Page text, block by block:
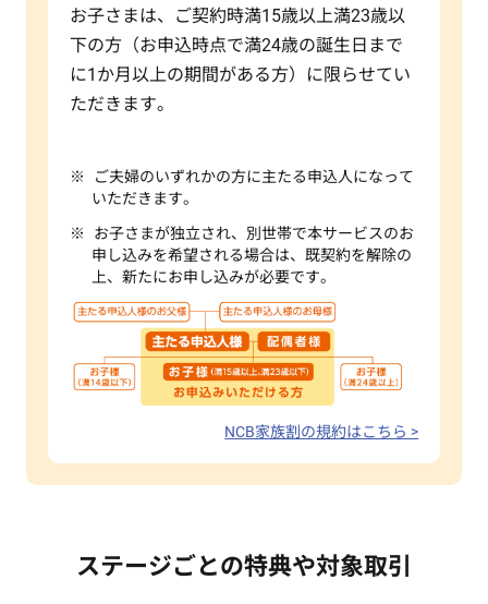
お子さまは、ご契約時満15歳以上満23歳以
下の方（お申込時点で満24歳の誕生日まで
に1か月以上の期間がある方）に限らせてい
ただきます。
ご夫婦のいずれかの方に主たる申込人になって
いただきます。
お子さまが独立され、別世帯で本サービスのお
申し込みを希望される場合は、既契約を解除の
上、新たにお申し込みが必要です。
NCB家族割の規約はこちら >
ステージごとの特典や対象取引